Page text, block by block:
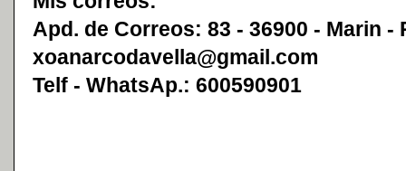
Apd. de Correos: 83 - 36900 - Marin -
xoanarcodavella@gmail.com
Telf - WhatsAp.: 600590901